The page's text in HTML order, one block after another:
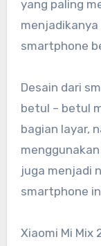
yang paling
smartphone
Desain dari
betul – betul
bagian layar,
juga menjadi
smartphone
Xiaomi Mi Mix